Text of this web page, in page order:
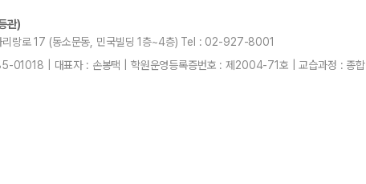
관)
랑로 17 (동소문동, 민국빌딩 1층~4층) Tel : 02-927-8001
01018 | 대표자 : 손봉택 | 학원운영등록증번호 : 제2004-71호 | 교습과정 : 종합